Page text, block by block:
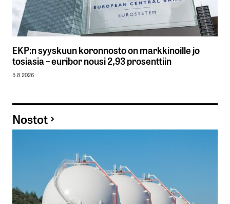
EKP:n syyskuun koronnosto on markkinoille jo
tosiasia – euribor nousi 2,93 prosenttiin
5.8.2026
Nostot